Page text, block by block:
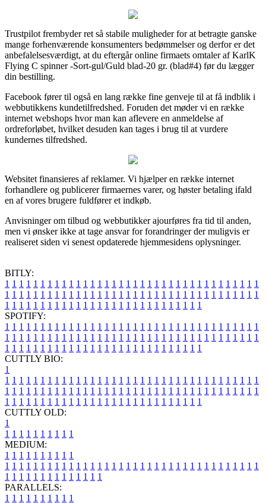
Trustpilot frembyder ret så stabile muligheder for at betragte ganske
mange forhenværende konsumenters bedømmelser og derfor er det
anbefalelsesværdigt, at du eftergår online firmaets omtaler af KarlK
Flying C spinner -Sort-gul/Guld blad-20 gr. (blad#4) før du lægger
din bestilling.
Facebook fører til også en lang række fine genveje til at få indblik i
webbutikkens kundetilfredshed. Foruden det møder vi en række
internet webshops hvor man kan aflevere en anmeldelse af
ordreforløbet, hvilket desuden kan tages i brug til at vurdere
kundernes tilfredshed.
Websitet finansieres af reklamer. Vi hjælper en række internet
forhandlere og publicerer firmaernes varer, og høster betaling ifald
en af vores brugere fuldfører et indkøb.
Anvisninger om tilbud og webbutikker ajourføres fra tid til anden,
men vi ønsker ikke at tage ansvar for forandringer der muligvis er
realiseret siden vi senest opdaterede hjemmesidens oplysninger.
BITLY:
1 1 1 1 1 1 1 1 1 1 1 1 1 1 1 1 1 1 1 1 1 1 1 1 1 1 1 1 1 1 1 1 1 1 1 1
1 1 1 1 1 1 1 1 1 1 1 1 1 1 1 1 1 1 1 1 1 1 1 1 1 1 1 1 1 1 1 1 1 1 1 1
1 1 1 1 1 1 1 1 1 1 1 1 1 1 1 1 1 1 1 1 1 1 1 1 1 1 1 1
SPOTIFY:
1 1 1 1 1 1 1 1 1 1 1 1 1 1 1 1 1 1 1 1 1 1 1 1 1 1 1 1 1 1 1 1 1 1 1 1
1 1 1 1 1 1 1 1 1 1 1 1 1 1 1 1 1 1 1 1 1 1 1 1 1 1 1 1 1 1 1 1 1 1 1 1
1 1 1 1 1 1 1 1 1 1 1 1 1 1 1 1 1 1 1 1 1 1 1 1 1 1 1 1
CUTTLY BIO:
1
1 1 1 1 1 1 1 1 1 1 1 1 1 1 1 1 1 1 1 1 1 1 1 1 1 1 1 1 1 1 1 1 1 1 1 1
1 1 1 1 1 1 1 1 1 1 1 1 1 1 1 1 1 1 1 1 1 1 1 1 1 1 1 1 1 1 1 1 1 1 1 1
1 1 1 1 1 1 1 1 1 1 1 1 1 1 1 1 1 1 1 1 1 1 1 1 1 1 1 1
CUTTLY OLD:
1
1 1 1 1 1 1 1 1 1 1
MEDIUM:
1 1 1 1 1 1 1 1 1 1
1 1 1 1 1 1 1 1 1 1 1 1 1 1 1 1 1 1 1 1 1 1 1 1 1 1 1 1 1 1 1 1 1 1 1 1
1 1 1 1 1 1 1 1 1 1 1 1 1 1
PARALLELS:
1 1 1 1 1 1 1 1 1 1